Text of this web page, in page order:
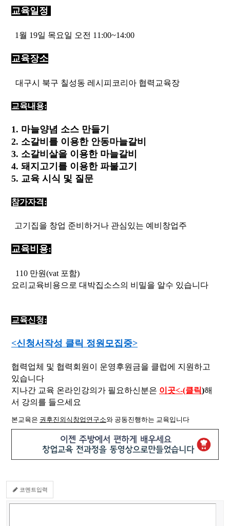
교육일정
1월 19일 목요일 오전 11:00~14:00
교육장소
대구시 북구 칠성동 레시피코리아 협력교육장
교육내용:
1. 마늘양념 소스 만들기
2. 소갈비를 이용한 안동마늘갈비
3. 소갈비살을 이용한 마늘갈비
4. 돼지고기를 이용한 파불고기
5. 교육 시식 및 질문
참가자격:
고기집을 창업 준비하거나 관심있는 예비창업주
교육비용:
110 만원(vat 포함)
요리교육비용으로 대박집소스의 비밀을 알수 있습니다
교육신청:
<신청서작성 클릭 정원모집중>
협력업체 및 협력회원이 운영후원금을 클럽에 지원하고
있습니다
지나간 교육 온라인강의가 필요하신분은 이곳<-(클릭)해
서 강의를 들으세요
본교육은 권후진외식창업연구소와 공동진행하는 교육입니다
코멘트입력